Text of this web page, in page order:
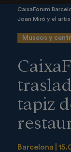
CaixaForum
Joan Miró y el
Museos y
tapiz
Barcelona